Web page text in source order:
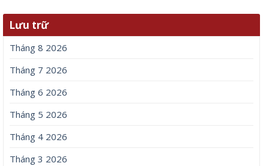
Lưu trữ
Tháng 8 2026
Tháng 7 2026
Tháng 6 2026
Tháng 5 2026
Tháng 4 2026
Tháng 3 2026